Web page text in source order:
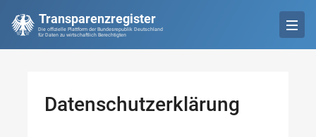
Transparenzregister
Die offizielle Plattform der Bundesrepublik Deutschland
für Daten zu wirtschaftlich Berechtigten
Datenschutzerklärung